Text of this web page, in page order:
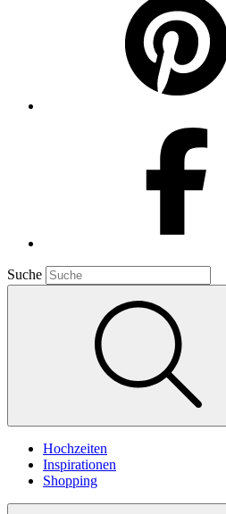
Suche
Hochzeiten
Inspirationen
Shopping